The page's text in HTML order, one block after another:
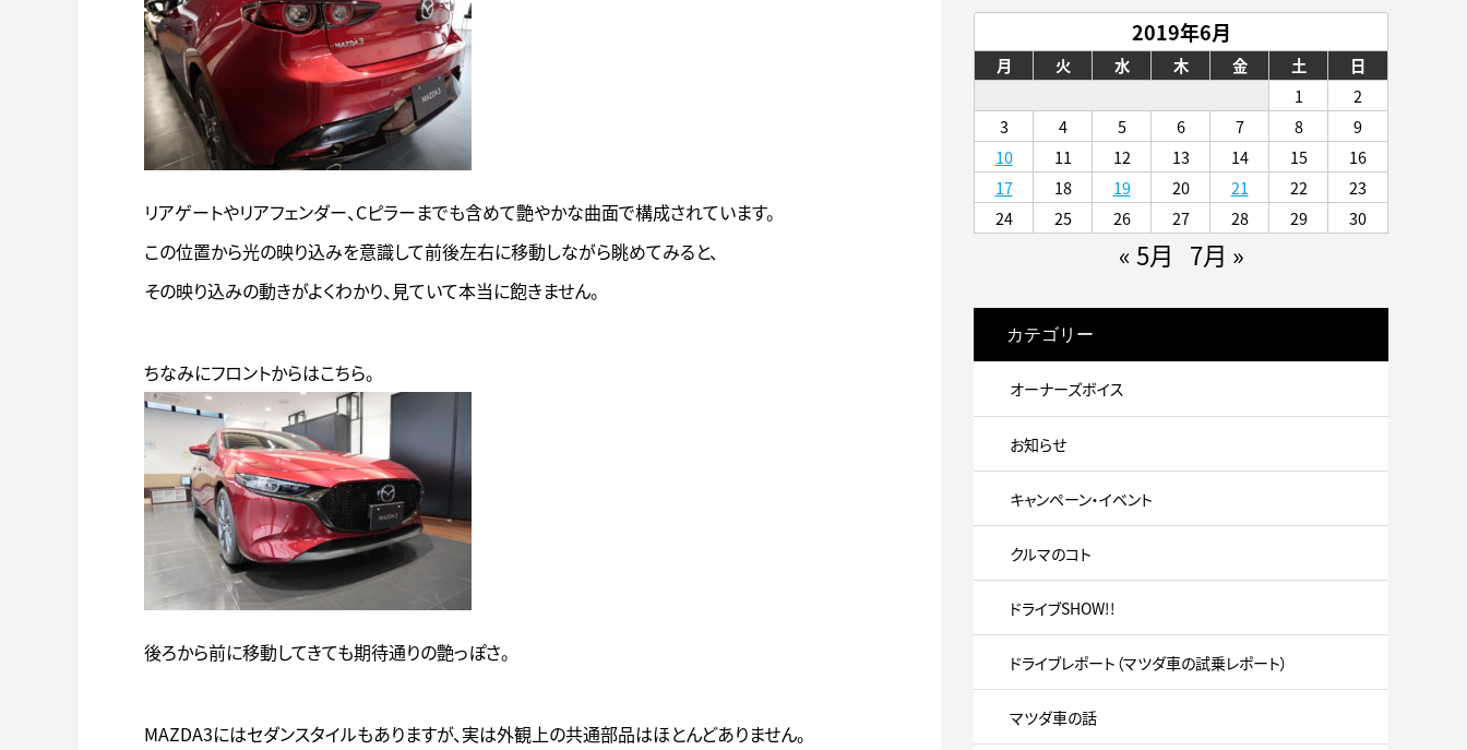
リアゲートやリアフェンダー、Cピラーまでも含めて艶やかな曲面で構成されています。
この位置から光の映り込みを意識して前後左右に移動しながら眺めてみると、
その映り込みの動きがよくわかり、見ていて本当に飽きません。
ちなみにフロントからはこちら。
後ろから前に移動してきても期待通りの艶っぽさ。
MAZDA3にはセダンスタイルもありますが、実は外観上の共通部品はほとんどありません。
2019年6月
月 火 水 木 金 土
日
1
2
3
4 5 6 7 8
9
10
11 12 13 14 15
16
17
18 19 20 21 22
23
24
25 26 27 28 29 30
« 5月 7月 »
カテゴリー
オーナーズボイス
お知らせ
キャンペーン・イベント
クルマのコト
ドライブSHOW!!
ドライブレポート（マツダ車の試乗レポート）
マツダ車の話